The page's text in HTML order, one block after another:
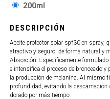
200ml
DESCRIPCIÓN
Aceite protector solar spf30 en spray,
atractivo y seguro, de forma natural y
Absorción. Específicamente formulado
e intensifica el proceso de bronceado y
la producción de melanina. Al mismo
profundidad, evitando la descamación
dorado por más tiempo.